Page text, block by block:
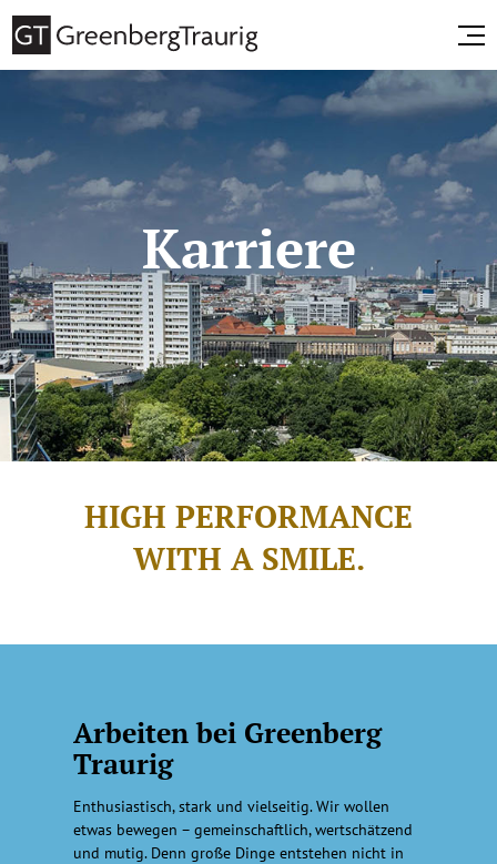
Karriere
HIGH PERFORMANCE
WITH A SMILE.
Arbeiten bei Greenberg
Traurig
Enthusiastisch, stark und vielseitig. Wir wollen
etwas bewegen – gemeinschaftlich, wertschätzend
und mutig. Denn große Dinge entstehen nicht in